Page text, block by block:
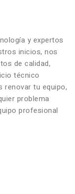
y expertos
inicios, nos
de calidad,
técnico
renovar tu equipo,
problema
profesional